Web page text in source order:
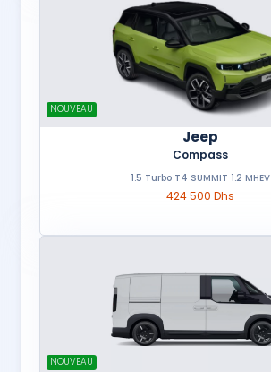
NOUVEAU
Jeep
Compass
1.5 Turbo T4 SUMMIT 1.2 MHEV
424 500 Dhs
NOUVEAU